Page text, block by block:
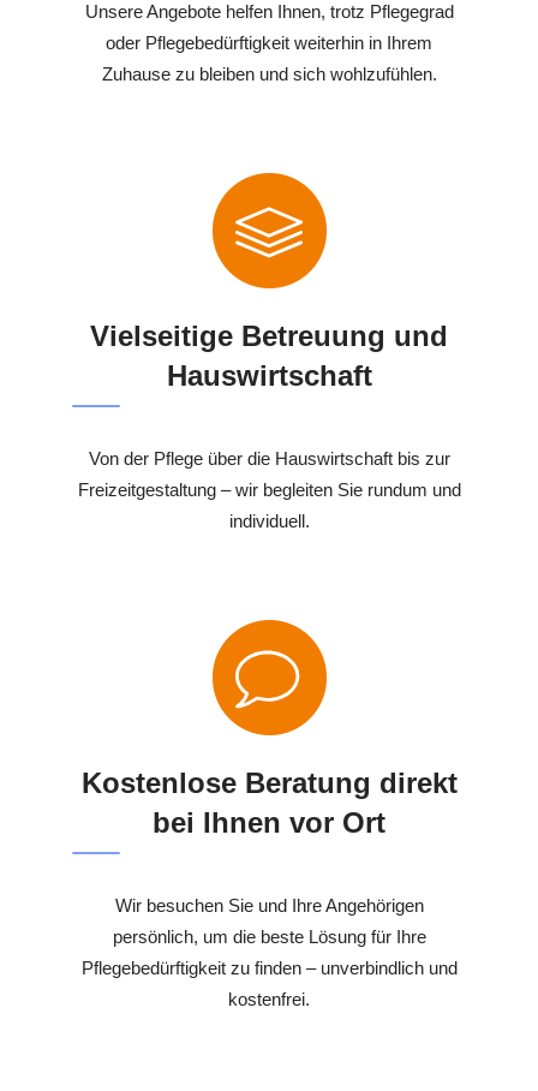
Unsere Angebote helfen Ihnen, trotz Pflegegrad
oder Pflegebedürftigkeit weiterhin in Ihrem
Zuhause zu bleiben und sich wohlzufühlen.
Vielseitige Betreuung und
Hauswirtschaft
Von der Pflege über die Hauswirtschaft bis zur
Freizeitgestaltung – wir begleiten Sie rundum und
individuell.
Kostenlose Beratung direkt
bei Ihnen vor Ort
Wir besuchen Sie und Ihre Angehörigen
persönlich, um die beste Lösung für Ihre
Pflegebedürftigkeit zu finden – unverbindlich und
kostenfrei.